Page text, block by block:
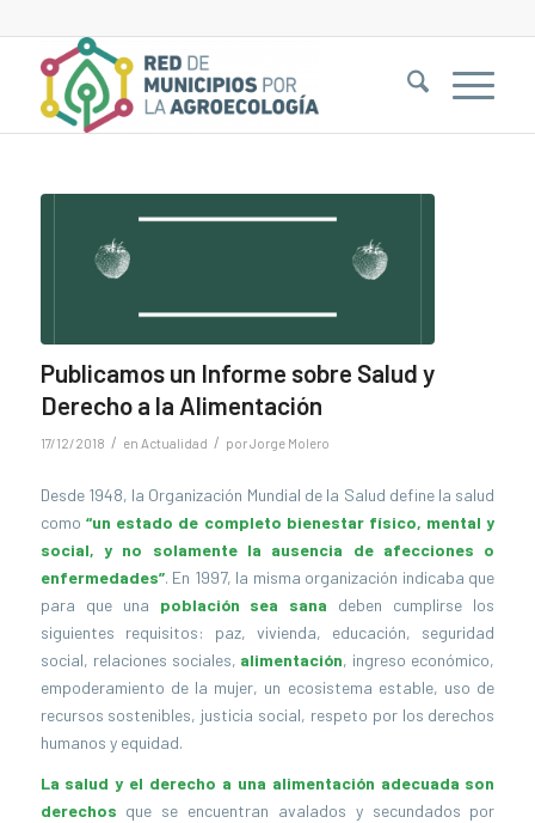
Publicamos un Informe sobre Salud y
Derecho a la Alimentación
17/12/2018 / en Actualidad / porJorge Molero
Desde 1948, la Organización Mundial de la Salud define la salud
como “un estado de completo bienestar físico, mental y
social, y no solamente la ausencia de afecciones o
enfermedades”. En 1997, la misma organización indicaba que
para que una población sea sana deben cumplirse los
siguientes requisitos: paz, vivienda, educación, seguridad
social, relaciones sociales, alimentación, ingreso económico,
empoderamiento de la mujer, un ecosistema estable, uso de
recursos sostenibles, justicia social, respeto por los derechos
humanos y equidad.
La salud y el derecho a una alimentación adecuada son
derechos que se encuentran avalados y secundados por